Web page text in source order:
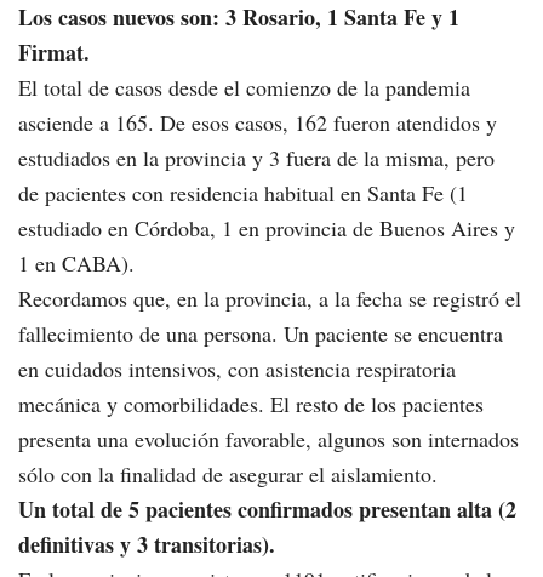
Los casos nuevos son: 3 Rosario, 1 Santa Fe y 1
Firmat.
El total de casos desde el comienzo de la pandemia
asciende a 165. De esos casos, 162 fueron atendidos y
estudiados en la provincia y 3 fuera de la misma, pero
de pacientes con residencia habitual en Santa Fe (1
estudiado en Córdoba, 1 en provincia de Buenos Aires y
1 en CABA).
Recordamos que, en la provincia, a la fecha se registró el
fallecimiento de una persona. Un paciente se encuentra
en cuidados intensivos, con asistencia respiratoria
mecánica y comorbilidades. El resto de los pacientes
presenta una evolución favorable, algunos son internados
sólo con la finalidad de asegurar el aislamiento.
Un total de 5 pacientes confirmados presentan alta (2
definitivas y 3 transitorias).